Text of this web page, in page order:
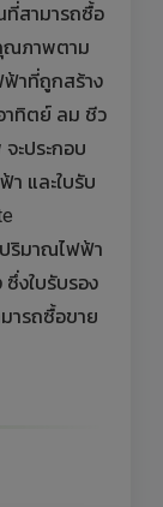
ที่สามารถซื้อ
ณภาพตาม
ฟ้าที่ถูกสร้าง
าทิตย์ ลม ชีว
ะประกอบ
และใบรับ
ริมาณไฟฟ้า
งใบรับรอง
ารถซื้อขาย